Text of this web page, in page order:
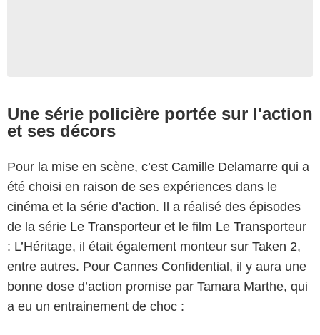
Une série policière portée sur l'action
et ses décors
Pour la mise en scène, c’est Camille Delamarre qui a
été choisi en raison de ses expériences dans le
cinéma et la série d’action. Il a réalisé des épisodes
de la série Le Transporteur et le film Le Transporteur
: L’Héritage, il était également monteur sur Taken 2,
entre autres. Pour Cannes Confidential, il y aura une
bonne dose d’action promise par Tamara Marthe, qui
a eu un entrainement de choc :